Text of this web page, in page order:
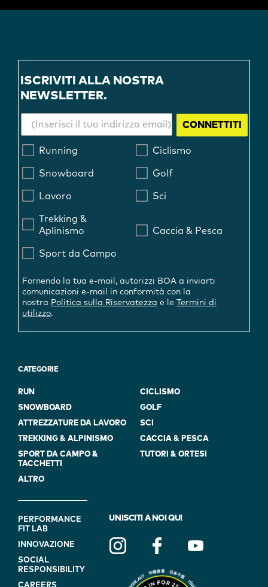
ISCRIVITI ALLA NOSTRA
NEWSLETTER.
CONNETTITI
Running Ciclismo
Snowboard Golf
Lavoro Sci
Trekking &
Aplinismo
Caccia & Pesca
Sport da Campo
Fornendo la tua e-mail, autorizzi BOA a inviarti
comunicazioni e-mail in conformità con la
nostra Politica sulla Riservatezza e le
Termini di
utilizzo.
CATEGORIE
RUN
CICLISMO
SNOWBOARD
GOLF
ATTREZZATURE DA LAVORO
SCI
TREKKING & ALPINISMO
CACCIA & PESCA
SPORT DA CAMPO &
TACCHETTI
TUTORI & ORTESI
ALTRO
FOOTER
NAVIGATION
(ON
BLUE)
PERFORMANCE
FIT LAB
INNOVAZIONE
SOCIAL
RESPONSIBILITY
UNISCITI A NOI QUI